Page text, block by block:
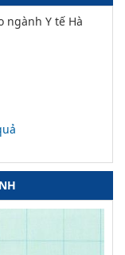
ngành Y tế Hà